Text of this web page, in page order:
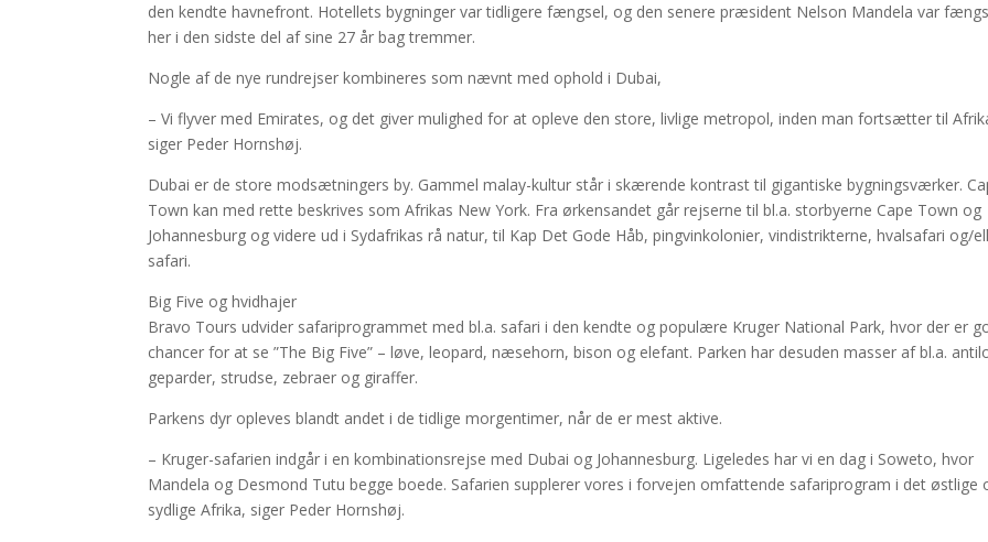
den kendte havnefront. Hotellets bygninger var tidligere fængsel, og den senere præsident Nelson Mandela var
her i den sidste del af sine 27 år bag tremmer.
Nogle af de nye rundrejser kombineres som nævnt med ophold i Dubai,
– Vi flyver med Emirates, og det giver mulighed for at opleve den store, livlige metropol, inden man fortsætter til
siger Peder Hornshøj.
Dubai er de store modsætningers by. Gammel malay-kultur står i skærende kontrast til gigantiske bygningsværker.
Town kan med rette beskrives som Afrikas New York. Fra ørkensandet går rejserne til bl.a. storbyerne Cape Town og
Johannesburg og videre ud i Sydafrikas rå natur, til Kap Det Gode Håb, pingvinkolonier, vindistrikterne, hvalsafari og/
safari.
Big Five og hvidhajer
Bravo Tours udvider safariprogrammet med bl.a. safari i den kendte og populære Kruger National Park, hvor der er
chancer for at se ”The Big Five” – løve, leopard, næsehorn, bison og elefant. Parken har desuden masser af bl.a.
geparder, strudse, zebraer og giraffer.
Parkens dyr opleves blandt andet i de tidlige morgentimer, når de er mest aktive.
– Kruger-safarien indgår i en kombinationsrejse med Dubai og Johannesburg. Ligeledes har vi en dag i Soweto, hvor
Mandela og Desmond Tutu begge boede. Safarien supplerer vores i forvejen omfattende safariprogram i det østlige
sydlige Afrika, siger Peder Hornshøj.